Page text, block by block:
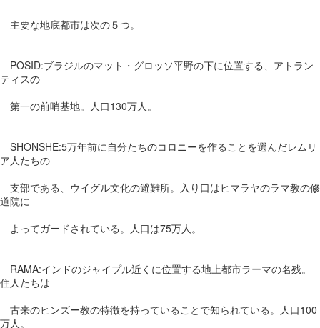
主要な地底都市は次の５つ。
POSID:ブラジルのマット・グロッソ平野の下に位置する、アトラン
ティスの
第一の前哨基地。人口130万人。
SHONSHE:5万年前に自分たちのコロニーを作ることを選んだレムリ
ア人たちの
支部である、ウイグル文化の避難所。入り口はヒマラヤのラマ教の修
道院に
よってガードされている。人口は75万人。
RAMA:インドのジャイプル近くに位置する地上都市ラーマの名残。
住人たちは
古来のヒンズー教の特徴を持っていることで知られている。人口100
万人。